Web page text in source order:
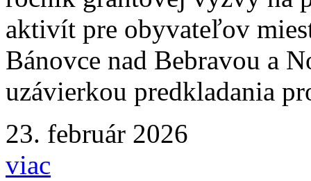
aktivít pre obyvateľov
Bánovce nad Bebravou a
uzávierkou predkladania
23. február 2026
viac